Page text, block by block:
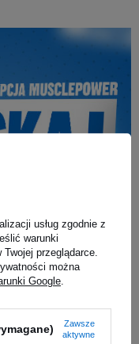
usług zgodnie z
warunki
przeglądarce.
można
Google
Zawsze
aktywne